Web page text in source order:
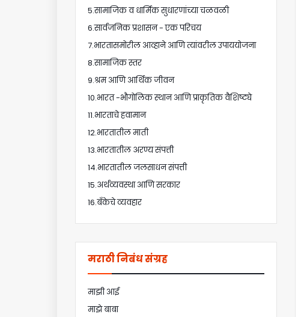
5.सामाजिक व धार्मिक सुधारणांच्या चळवळी
6.सार्वजनिक प्रशासन - एक परिचय
7.भारतासमोरील आव्हाने आणि त्यांवरील उपाययोजना
8.सामाजिक स्तर
9.श्रम आणि आर्थिक जीवन
10.भारत -भौगोलिक स्थान आणि प्राकृतिक वैशिष्ट्ये
11.भारताचे हवामान
12.भारतातील माती
13.भारतातील अरण्य संपत्ती
14.भारतातील जलसाधन संपत्ती
15.अर्थव्यवस्था आणि सरकार
16.बँकेचे व्यवहार
मराठी निबंध संग्रह
माझी आई
माझे बाबा